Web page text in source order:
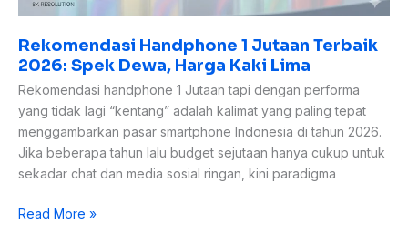
Rekomendasi Handphone 1 Jutaan Terbaik
2026: Spek Dewa, Harga Kaki Lima
Rekomendasi handphone 1 Jutaan tapi dengan performa
yang tidak lagi “kentang” adalah kalimat yang paling tepat
menggambarkan pasar smartphone Indonesia di tahun 2026.
Jika beberapa tahun lalu budget sejutaan hanya cukup untuk
sekadar chat dan media sosial ringan, kini paradigma
Kaki
Read More »